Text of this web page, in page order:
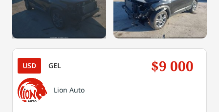
USD GEL $9 000
Lion Auto